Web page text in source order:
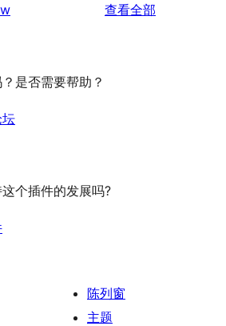
查看全部
是否需要帮助？
个插件的发展吗?
陈列窗
主题